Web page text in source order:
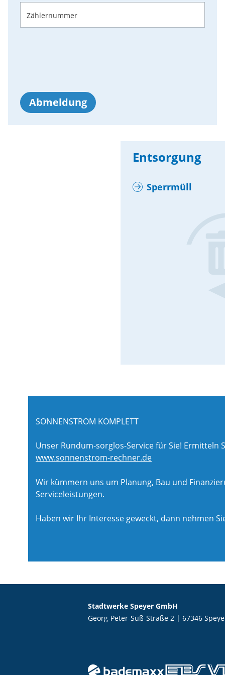
Zählernummer
Abmeldung
Entsorgung
Sperrmüll
SONNENSTROM KOMPLETT
Unser Rundum-sorglos-Service für Sie!
www.sonnenstrom-rechner.de
Wir kümmern uns um Planung, Bau und
Serviceleistungen.
Haben wir Ihr Interesse geweckt, dann nehmen
Stadtwerke Speyer GmbH
Georg-Peter-Süß-Straße 2 | 67346